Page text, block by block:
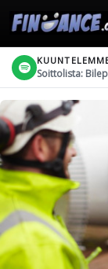
Soittolista: